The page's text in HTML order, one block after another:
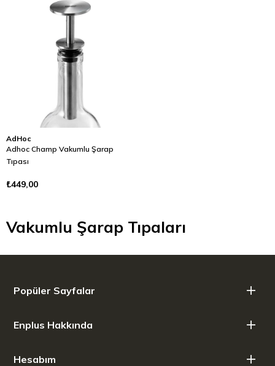
AdHoc
Adhoc Champ Vakumlu Şarap
Tıpası
₺449,00
Vakumlu Şarap Tıpaları
Popüler Sayfalar
Enplus Hakkında
Hesabım